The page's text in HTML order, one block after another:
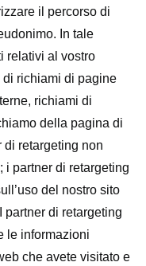
il percorso di
In tale
relativi al vostro
di richiami di pagine
richiami di
della pagina di
di retargeting non
i partner di retargeting
del nostro sito
partner di retargeting
le informazioni
che avete visitato e